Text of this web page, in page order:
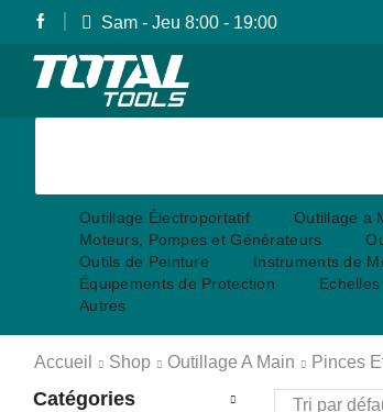
Sam - Jeu 8:00 - 19:00
Outillage Électroportatif Outillage a
Moteurs, Pompes et Générateurs
Outils de Peinture
Instruments de
Équipements de Protection
Autres
Accueil Shop Outillage A Main Pinces
Catégories